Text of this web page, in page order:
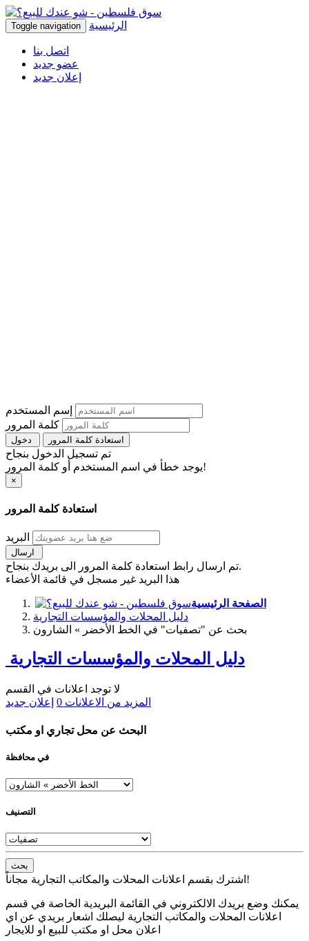
Toggle navigation الرئيسية
اتصل بنا
عضو جديد
إعلان جديد
إسم المستخدم
كلمة المرور
استعادة كلمة المرور
تم تسجيل الدخول بنجاح
يوجد خطأ في اسم المستخدم أو كلمة المرور!
×
استعادة كلمة المرور
البريد
تم ارسال رابط استعادة كلمة المرور الى بريدك بنجاح.
هذا البريد غير مسجل في قائمة الأعضاء
الصفحة الرئيسية
دليل المحلات والمؤسسات التجارية
بحث عن "تصفيات" في الخط الأخضر » الشارون
دليل المحلات والمؤسسات التجارية
لا توجد اعلانات في القسم
المزيد من الاعلانات 0 إعلان جديد
البحث عن محل تجاري او مكتب
في محافظة
التصنيف
بحث
اشترك بقسم اعلانات المحلات والمكاتب التجارية مجاناً!
يمكنك وضع بريدك الالكتروني في القائمة البريدية الخاصة في قسم
اعلانات المحلات والمكاتب التجارية ليصلك اشعار بريدي عن اي
اعلان محل او مكتب للبيع او للايجار